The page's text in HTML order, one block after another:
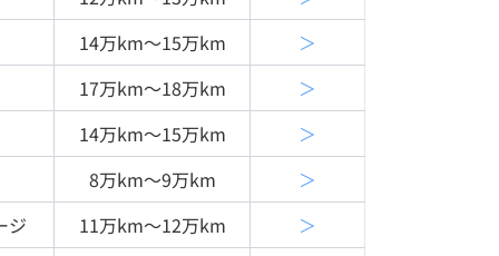
14万km〜15万km
＞
17万km〜18万km
＞
14万km〜15万km
＞
8万km〜9万km
＞
ジ 11万km〜12万km
＞